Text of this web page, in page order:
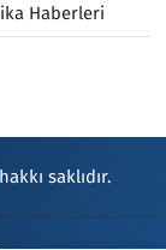
Haberleri
saklıdır.